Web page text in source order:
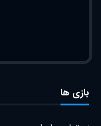
بازی ها